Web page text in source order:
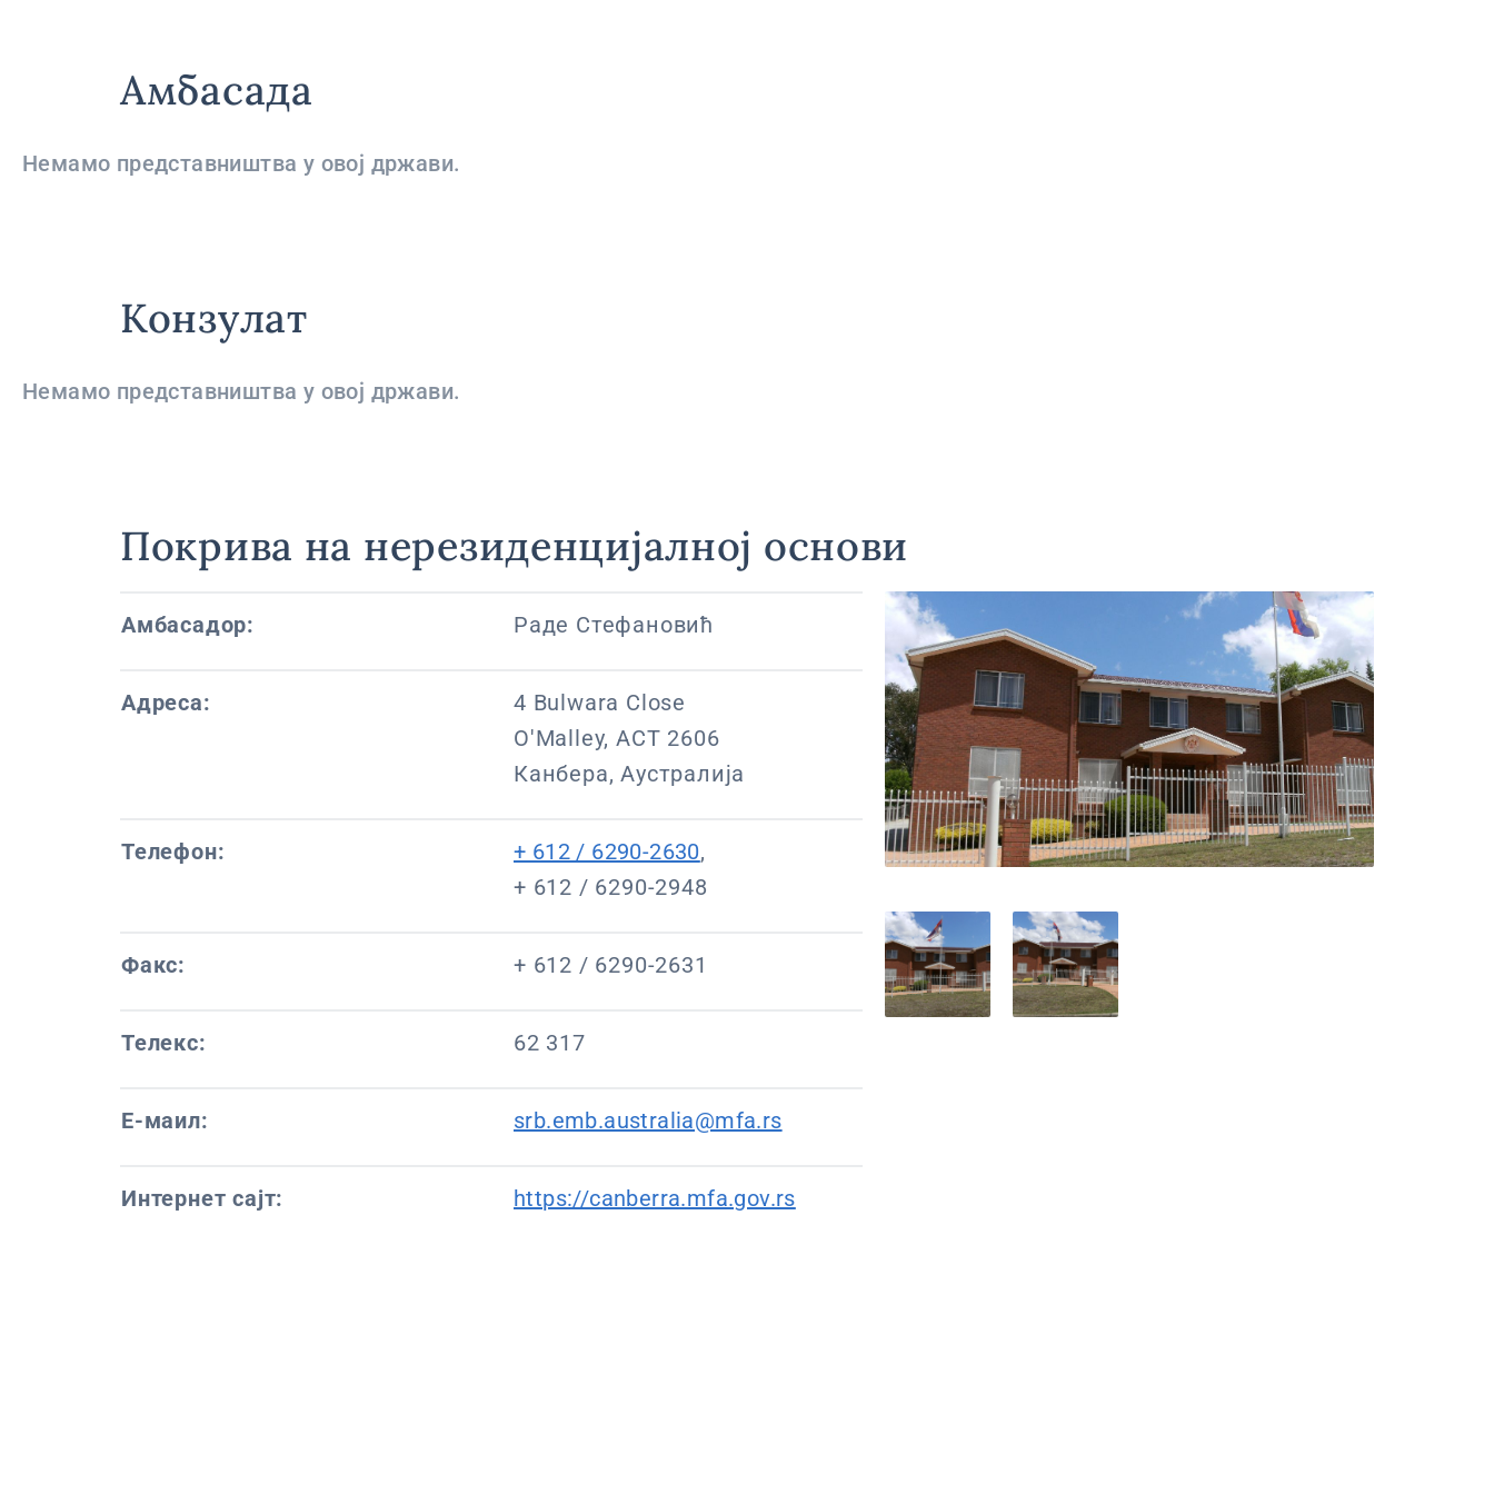
Амбасада
Немамо представништва у овој држави.
Конзулат
Немамо представништва у овој држави.
Покрива на нерезиденцијалној основи
Амбасадор: Раде Стефановић
Адреса:
4 Bulwara Close
O'Malley, ACT 2606
Канбера, Аустралија
Телефон: + 612 / 6290-2630,
+ 612 / 6290-2948
Факс: + 612 / 6290-2631
Телекс: 62 317
Е-маил: srb.emb.australia@mfa.rs
Интернет сајт: https://canberra.mfa.gov.rs